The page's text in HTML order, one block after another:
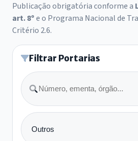
Publicação obrigatória conforme a
art. 8ºe o Programa Nacional de
Critério 2.6.
Filtrar Portarias
Buscar
Categoria